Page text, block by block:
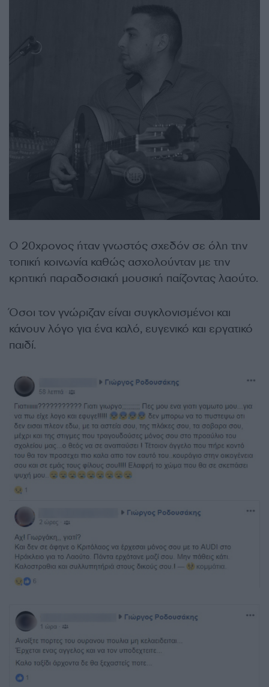
Ο 20χρονος ήταν γνωστός σχεδόν σε όλη την
τοπική κοινωνία καθώς ασχολούνταν με την
κρητική παραδοσιακή μουσική παίζοντας λαούτο.
Όσοι τον γνώριζαν είναι συγκλονισμένοι και
κάνουν λόγο για ένα καλό, ευγενικό και εργατικό
παιδί.